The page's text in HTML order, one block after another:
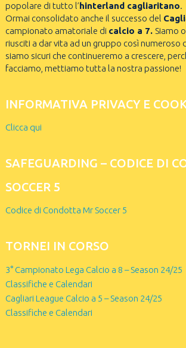
popolare di tutto l’hinterland cagliaritano.
Ormai consolidato anche il successo del
campionato amatoriale di calcio a 7. Siamo
riusciti a dar vita ad un gruppo così numeroso
siamo sicuri che continueremo a crescere,
facciamo, mettiamo tutta la nostra passione!
INFORMATIVA PRIVACY E
Clicca qui
SAFEGUARDING – CODICE DI
SOCCER 5
Codice di Condotta Mr Soccer 5
TORNEI IN CORSO
3° Campionato Lega Calcio a 8 – Season 24/25
Classifiche e Calendari
Cagliari League Calcio a 5 – Season 24/25
Classifiche e Calendari